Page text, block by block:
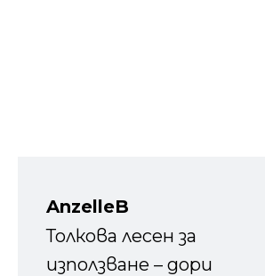
AnzelleB
Толкова лесен за
използване – дори